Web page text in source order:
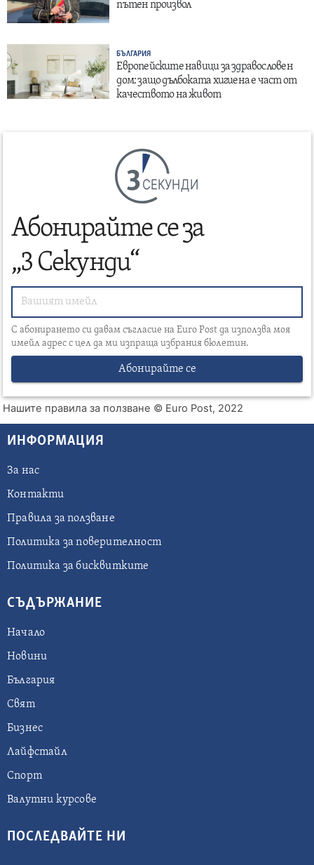
пътен произвол
БЪЛГАРИЯ
Европейските навици за здравословен
дом: защо дълбоката хигиена е част от
качеството на живот
СЕКУНДИ
Абонирайте се за
„3 Секунди“
С абонирането си давам съгласие на Euro Post да използва моя
имейл адрес с цел да ми изпраща избрания бюлетин.
Абонирайте се
Нашите правила за ползване © Euro Post, 2022
ИНФОРМАЦИЯ
За нас
Контакти
Правила за ползване
Политика за поверителност
Политика за бисквитките
СЪДЪРЖАНИЕ
Начало
Новини
България
Свят
Бизнес
Лайфстайл
Спорт
Валутни курсове
ПОСЛЕДВАЙТЕ НИ